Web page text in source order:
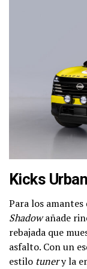
Kicks
Para los
Shadowañade
rebajada que
asfalto. Con un
estilo tunery la